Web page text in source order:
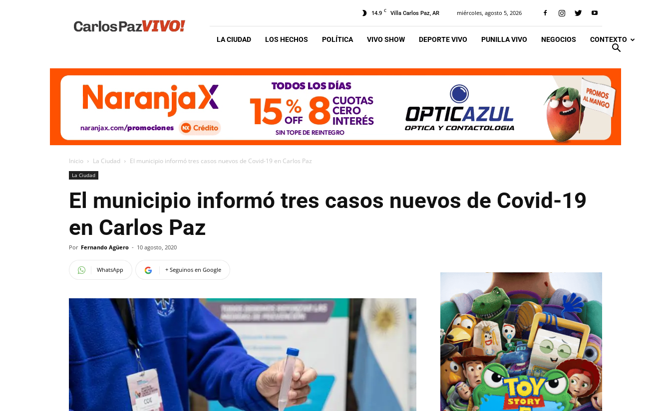
Vivo
14.9 C Villa Carlos Paz, AR miércoles, agosto 5, 2026
LA CIUDAD LOS HECHOS POLÍTICA VIVO SHOW DEPORTE VIVO PUNILLA VIVO NEGOCIOS CONTEXTO
Inicio La Ciudad El municipio informó tres casos nuevos de Covid-19 en Carlos Paz
La Ciudad
El municipio informó tres casos nuevos de Covid-19
en Carlos Paz
Por Fernando Agüero - 10 agosto, 2020
WhatsApp + Seguinos en Google